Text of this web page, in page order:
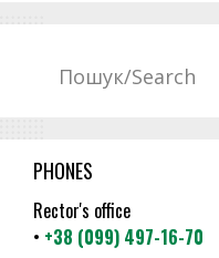
PHONES
Rector's office
• +38 (099) 497-16-70